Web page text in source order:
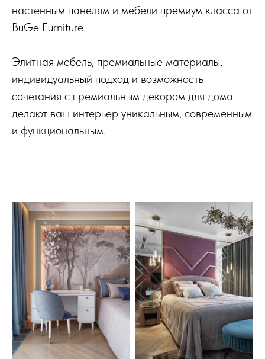
настенным панелям и мебели премиум класса от
BuGe Furniture.
Элитная мебель, премиальные материалы,
индивидуальный подход и возможность
сочетания с премиальным декором для дома
делают ваш интерьер уникальным, современным
и функциональным.